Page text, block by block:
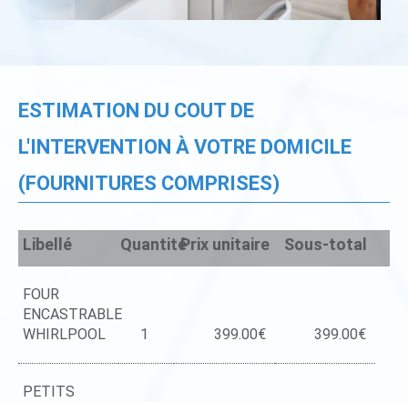
ESTIMATION DU COUT DE
L'INTERVENTION À VOTRE DOMICILE
(FOURNITURES COMPRISES)
Libellé QuantitéPrix unitaire Sous-total
FOUR
ENCASTRABLE
WHIRLPOOL
1 399.00€ 399.00€
PETITS